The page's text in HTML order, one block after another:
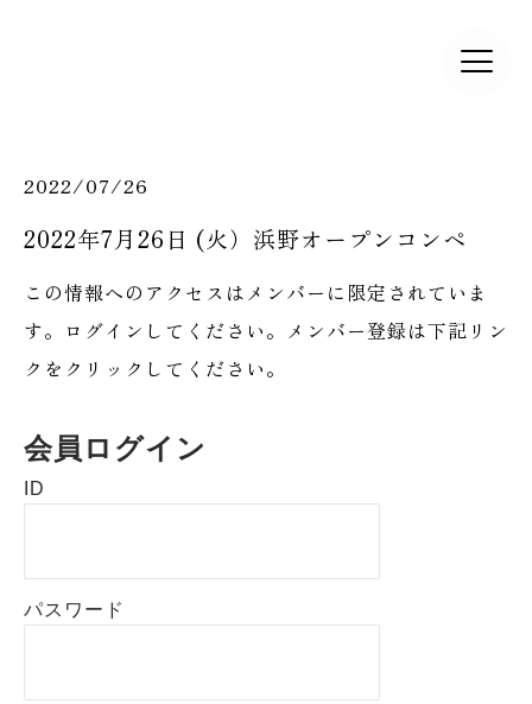
2022/07/26
2022年7月26日 (火）浜野オープンコンペ
この情報へのアクセスはメンバーに限定されていま
す。ログインしてください。メンバー登録は下記リン
クをクリックしてください。
会員ログイン
ID
パスワード